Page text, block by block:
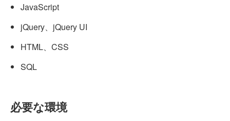
JavaScript
jQuery、jQuery UI
HTML、CSS
SQL
必要な環境